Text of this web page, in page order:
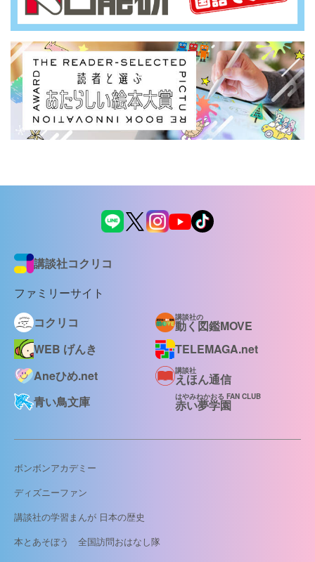
講談社コクリコ
ファミリーサイト
コクリコ
講談社の
動く図鑑MOVE
WEB げんき
TELEMAGA.net
Aneひめ.net
講談社
えほん通信
青い鳥文庫
はやみねかおる FAN CLUB
赤い夢学園
ボンボンアカデミー
ディズニーファン
講談社の学習まんが 日本の歴史
本とあそぼう 全国訪問おはなし隊